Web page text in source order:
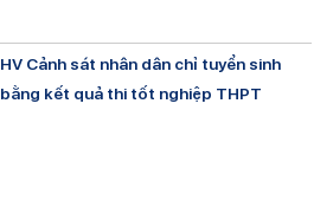
HV Cảnh sát nhân dân chỉ tuyển sinh
bằng kết quả thi tốt nghiệp THPT